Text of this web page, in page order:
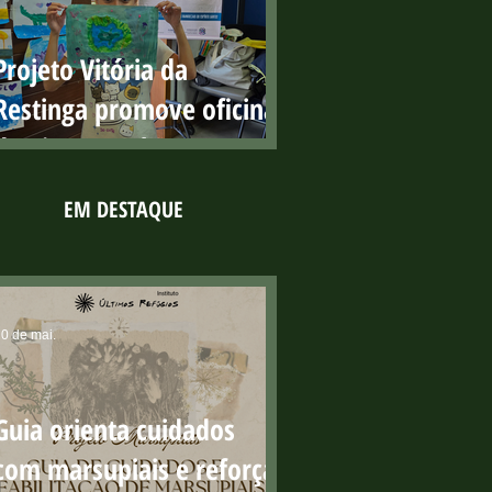
Vitória da
promove oficina
pintura sobre os
EM DESTAQUE
orienta cuidados
marsupiais e reforça
de mai.